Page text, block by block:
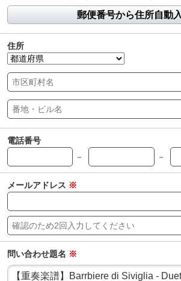
郵便番号から住所自動
住所
電話番号
－
－
メールアドレス ※
問い合わせ題名 ※